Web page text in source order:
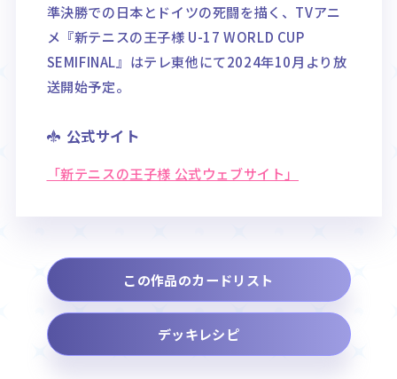
準決勝での日本とドイツの死闘を描く、TVアニ
メ『新テニスの王子様 U-17 WORLD CUP
SEMIFINAL』はテレ東他にて2024年10月より放
送開始予定。
公式サイト
「新テニスの王子様 公式ウェブサイト」
この作品のカードリスト
デッキレシピ